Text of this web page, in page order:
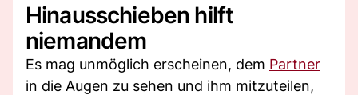
Hinausschieben hilft
niemandem
Es mag unmöglich erscheinen, dem Partner
in die Augen zu sehen und ihm mitzuteilen,